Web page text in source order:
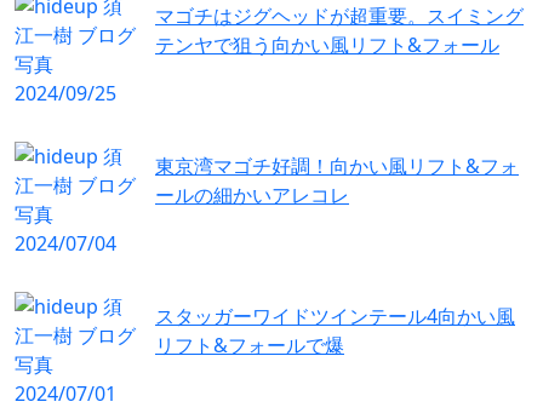
マゴチはジグヘッドが超重要。スイミング
テンヤで狙う向かい風リフト&フォール
東京湾マゴチ好調！向かい風リフト&フォ
ールの細かいアレコレ
スタッガーワイドツインテール4向かい風
リフト&フォールで爆